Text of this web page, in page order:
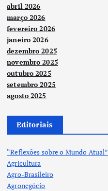
abril 2026
março 2026
fevereiro 2026
janeiro 2026
dezembro 2025
novembro 2025
outubro 2025
setembro 2025
agosto 2025
Editoriais
“Reflexões sobre o Mundo Atual”
Agricultura
Agro-Brasileiro
Agronegócio